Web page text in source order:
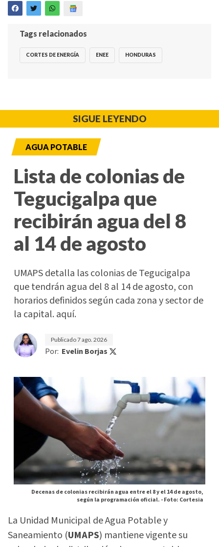
Tags relacionados
CORTES DE ENERGÍA ENEE HONDURAS
SIGUE LEYENDO
AGUA POTABLE
Lista de colonias de
Tegucigalpa que
recibirán agua del 8
al 14 de agosto
UMAPS detalla las colonias de Tegucigalpa
que tendrán agua del 8 al 14 de agosto, con
horarios definidos según cada zona y sector de
la capital. aquí.
Publicado7 ago. 2026
Por: Evelin Borjas
Decenas de colonias recibirán agua entre el 8 y el 14 de agosto,
según la programación oficial. -Foto: Cortesia
La Unidad Municipal de Agua Potable y
Saneamiento (UMAPS) mantiene vigente su